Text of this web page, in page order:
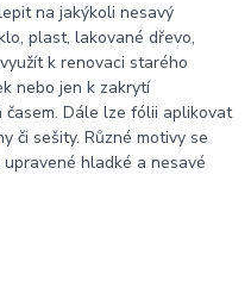
na jakýkoli nesavý
plast, lakované dřevo,
k renovaci starého
nebo jen k zakrytí
Dále lze fólii aplikovat
či sešity. Různé motivy se
hladké a nesavé